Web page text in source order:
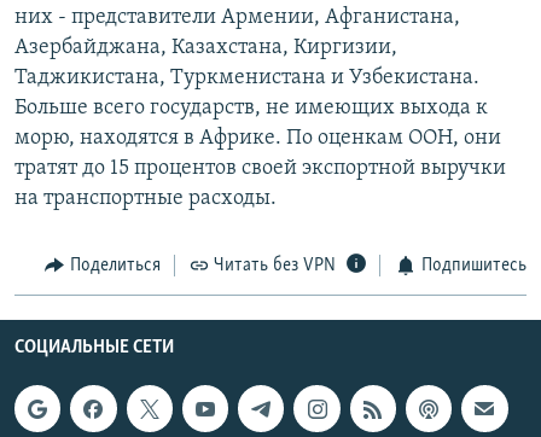
СОЦИАЛЬНЫЕ СЕТИ
Все сайты РСЕ/РС
них - представители Армении, Афганистана,
Азербайджана, Казахстана, Киргизии,
Таджикистана, Туркменистана и Узбекистана.
Больше всего государств, не имеющих выхода к
морю, находятся в Африке. По оценкам ООН, они
тратят до 15 процентов своей экспортной выручки
на транспортные расходы.
Поделиться Читать без VPN Подпишитесь
СОЦИАЛЬНЫЕ СЕТИ